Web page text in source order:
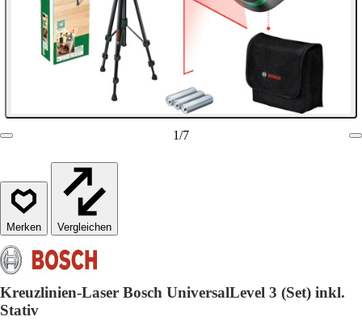
1/7
Vergleichen
Kreuzlinien-Laser Bosch UniversalLevel 3 (Set) inkl.
Stativ